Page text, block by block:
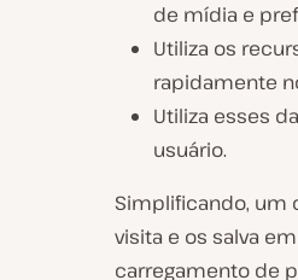
de mídia e
Utiliza os
rapidamente
Utiliza esses
usuário.
Simplificando, um
visita e os salva
carregamento de